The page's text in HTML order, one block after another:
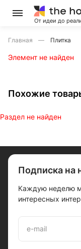
От идеи до
Главная Плитка
Элемент не найден
Похожие
Раздел не найден
Подписка на
Каждую неделю
интересных